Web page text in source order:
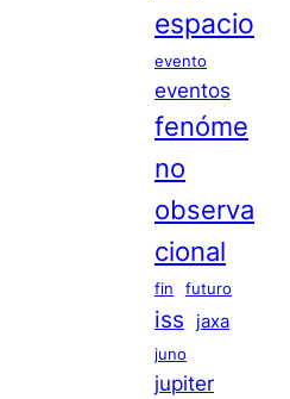
espacio
evento
eventos
fenóme
no
observa
cional
fin futuro
iss jaxa
juno
jupiter